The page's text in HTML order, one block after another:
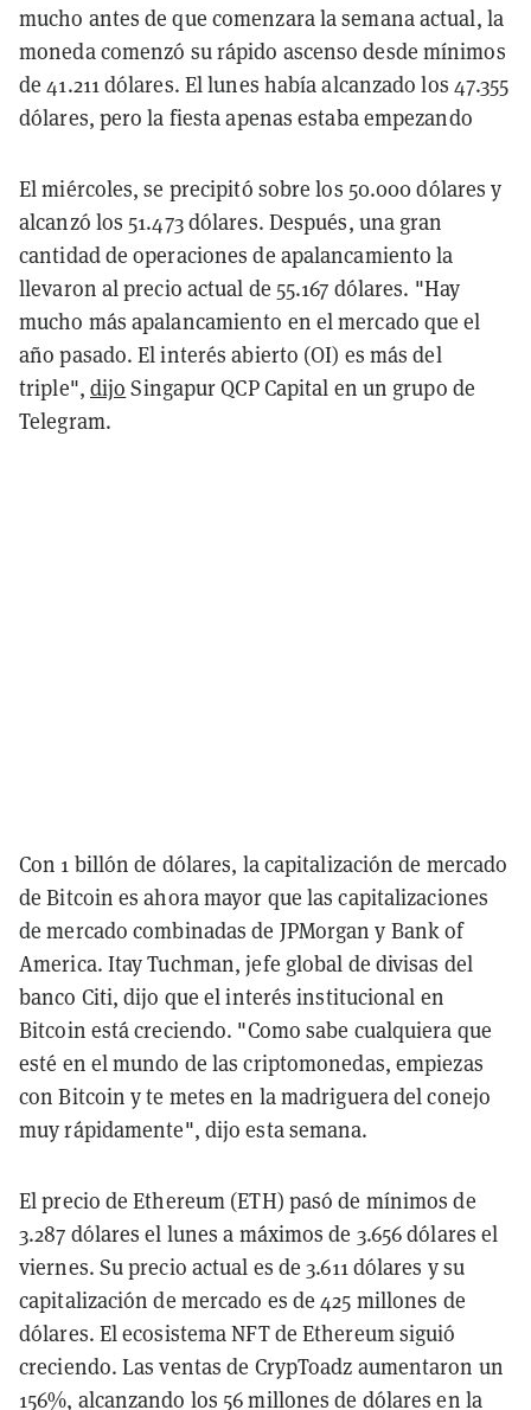
mucho antes de que comenzara la semana actual, la
moneda comenzó su rápido ascenso desde mínimos
de 41.211 dólares. El lunes había alcanzado los 47.355
dólares, pero la fiesta apenas estaba empezando
El miércoles, se precipitó sobre los 50.000 dólares y
alcanzó los 51.473 dólares. Después, una gran
cantidad de operaciones de apalancamiento la
llevaron al precio actual de 55.167 dólares. "Hay
mucho más apalancamiento en el mercado que el
año pasado. El interés abierto (OI) es más del
triple", dijo Singapur QCP Capital en un grupo de
Telegram.
Con 1 billón de dólares, la capitalización de mercado
de Bitcoin es ahora mayor que las capitalizaciones
de mercado combinadas de JPMorgan y Bank of
America. Itay Tuchman, jefe global de divisas del
banco Citi, dijo que el interés institucional en
Bitcoin está creciendo. "Como sabe cualquiera que
esté en el mundo de las criptomonedas, empiezas
con Bitcoin y te metes en la madriguera del conejo
muy rápidamente", dijo esta semana.
El precio de Ethereum (ETH) pasó de mínimos de
3.287 dólares el lunes a máximos de 3.656 dólares el
viernes. Su precio actual es de 3.611 dólares y su
capitalización de mercado es de 425 millones de
dólares. El ecosistema NFT de Ethereum siguió
creciendo. Las ventas de CrypToadz aumentaron un
156%, alcanzando los 56 millones de dólares en la